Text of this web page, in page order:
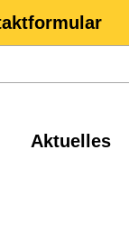
Aktuelles